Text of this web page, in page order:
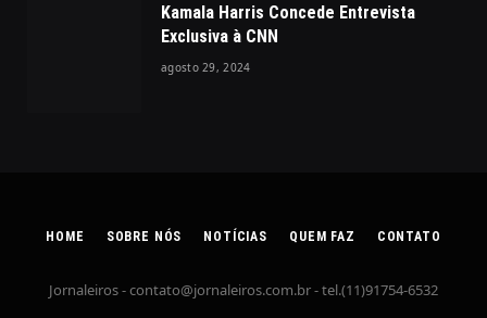
Kamala Harris Concede Entrevista
Exclusiva à CNN
agosto 29, 2024
HOME SOBRE NÓS NOTÍCIAS QUEM FAZ CONTATO
Jornaleiros -contato@jornaleiros.com.br- tel.(11)91754-6532